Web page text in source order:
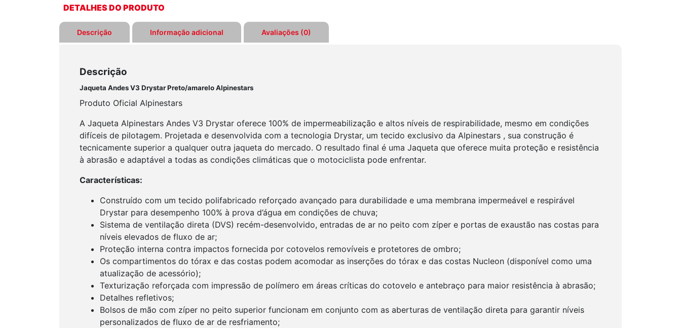
DETALHES DO PRODUTO
Descrição Informação adicional Avaliações (0)
Descrição
Jaqueta Andes V3 Drystar Preto/amarelo Alpinestars
Produto Oficial Alpinestars
A Jaqueta Alpinestars Andes V3 Drystar oferece 100% de impermeabilização e altos níveis de respirabilidade, mesmo em condições
difíceis de pilotagem. Projetada e desenvolvida com a tecnologia Drystar, um tecido exclusivo da Alpinestars , sua construção é
tecnicamente superior a qualquer outra jaqueta do mercado. O resultado final é uma Jaqueta que oferece muita proteção e resistência
à abrasão e adaptável a todas as condições climáticas que o motociclista pode enfrentar.
Características:
Construído com um tecido polifabricado reforçado avançado para durabilidade e uma membrana impermeável e respirável
Drystar para desempenho 100% à prova d’água em condições de chuva;
Sistema de ventilação direta (DVS) recém-desenvolvido, entradas de ar no peito com zíper e portas de exaustão nas costas para
níveis elevados de fluxo de ar;
Proteção interna contra impactos fornecida por cotovelos removíveis e protetores de ombro;
Os compartimentos do tórax e das costas podem acomodar as inserções do tórax e das costas Nucleon (disponível como uma
atualização de acessório);
Texturização reforçada com impressão de polímero em áreas críticas do cotovelo e antebraço para maior resistência à abrasão;
Detalhes refletivos;
Bolsos de mão com zíper no peito superior funcionam em conjunto com as aberturas de ventilação direta para garantir níveis
personalizados de fluxo de ar de resfriamento;